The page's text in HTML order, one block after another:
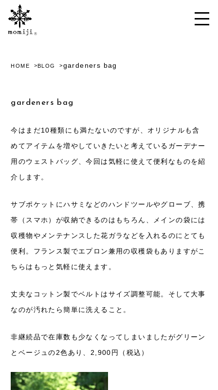
HOME BLOG gardeners bag
gardeners bag
今はまだ10種類にも満たないのですが、オリジナルも含
めてアイテムを増やしていきたいと考えているガーデナー
用のウェストバッグ、今回は気軽に使えて便利なものを紹
介します。
サブポケットにハサミなどのハンドツールやグローブ、携
帯（スマホ）が収納できるのはもちろん、メインの袋には
収穫物やメンテナンスした花ガラなどを入れるのにとても
便利。フランス製でエプロン兼用の収穫袋もありますがこ
ちらはもっと気軽に使えます。
丈夫なコットン製でベルトはサイズ調整可能。そして大事
なのが汚れたら簡単に洗えること。
非継続品で在庫数も少なくなってしまいましたがグリーン
とベージュの2色あり、2,900円（税込）